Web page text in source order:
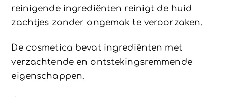
reinigende ingrediënten reinigt de huid
zachtjes zonder ongemak te veroorzaken.
De cosmetica bevat ingrediënten met
verzachtende en ontstekingsremmende
eigenschappen.